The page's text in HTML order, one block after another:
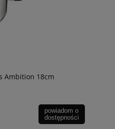
Ambition 18cm
powiadom o
dostępności